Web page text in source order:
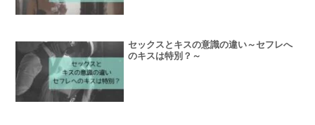
セックスとキスの意識の違い～セフレへ
のキスは特別？～